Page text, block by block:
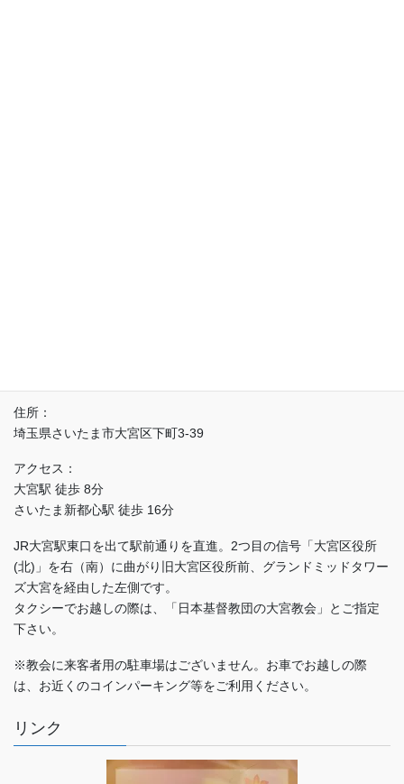
住所：
埼玉県さいたま市大宮区下町3-39
アクセス：
大宮駅 徒歩 8分
さいたま新都心駅 徒歩 16分
JR大宮駅東口を出て駅前通りを直進。2つ目の信号「大宮区役所
(北)」を右（南）に曲がり旧大宮区役所前、グランドミッドタワー
ズ大宮を経由した左側です。
タクシーでお越しの際は、「日本基督教団の大宮教会」とご指定
下さい。
※教会に来客者用の駐車場はございません。お車でお越しの際
は、お近くのコインパーキング等をご利用ください。
リンク